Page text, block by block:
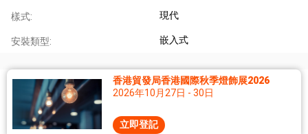
樣式: 現代
安裝類型: 嵌入式
香港貿發局香港國際秋季燈飾展2026
2026年10月27日 - 30日
立即登記